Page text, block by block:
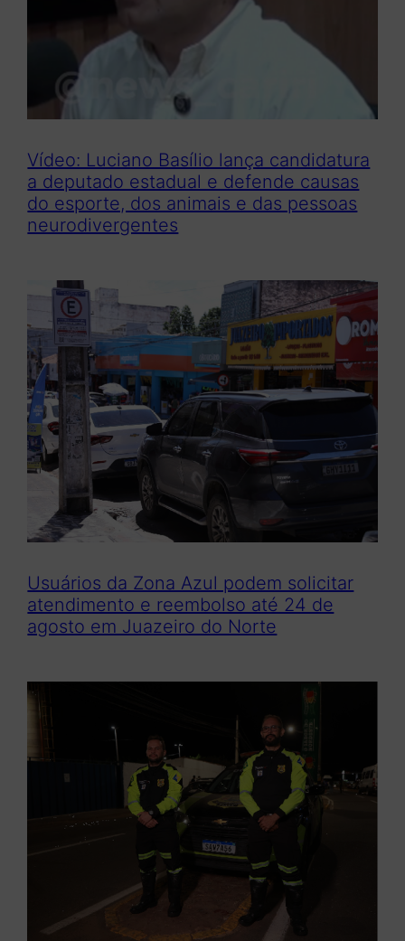
Vídeo: Luciano Basílio lança candidatura
a deputado estadual e defende causas
do esporte, dos animais e das pessoas
neurodivergentes
Usuários da Zona Azul podem solicitar
atendimento e reembolso até 24 de
agosto em Juazeiro do Norte